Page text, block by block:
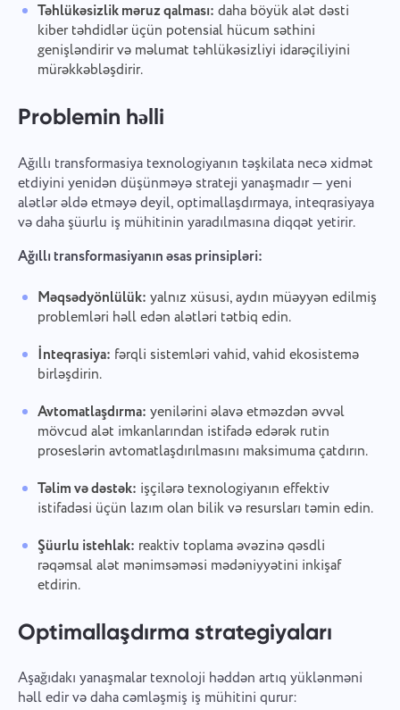
Təhlükəsizlik məruz qalması: daha böyük alət dəsti
kiber təhdidlər üçün potensial hücum səthini
genişləndirir və məlumat təhlükəsizliyi idarəçiliyini
mürəkkəbləşdirir.
Problemin həlli
Ağıllı transformasiya texnologiyanın təşkilata necə xidmət
etdiyini yenidən düşünməyə strateji yanaşmadır — yeni
alətlər əldə etməyə deyil, optimallaşdırmaya, inteqrasiyaya
və daha şüurlu iş mühitinin yaradılmasına diqqət yetirir.
Ağıllı transformasiyanın əsas prinsipləri:
Məqsədyönlülük: yalnız xüsusi, aydın müəyyən edilmiş
problemləri həll edən alətləri tətbiq edin.
İnteqrasiya: fərqli sistemləri vahid, vahid ekosistemə
birləşdirin.
Avtomatlaşdırma: yenilərini əlavə etməzdən əvvəl
mövcud alət imkanlarından istifadə edərək rutin
proseslərin avtomatlaşdırılmasını maksimuma çatdırın.
Təlim və dəstək: işçilərə texnologiyanın effektiv
istifadəsi üçün lazım olan bilik və resursları təmin edin.
Şüurlu istehlak: reaktiv toplama əvəzinə qəsdli
rəqəmsal alət mənimsəməsi mədəniyyətini inkişaf
etdirin.
Optimallaşdırma strategiyaları
Aşağıdakı yanaşmalar texnoloji həddən artıq yüklənməni
həll edir və daha cəmləşmiş iş mühitini qurur: